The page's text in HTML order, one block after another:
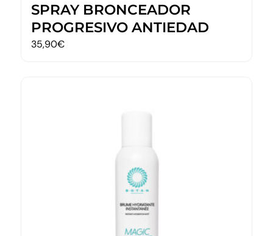
SPRAY BRONCEADOR
PROGRESIVO ANTIEDAD
35,90€